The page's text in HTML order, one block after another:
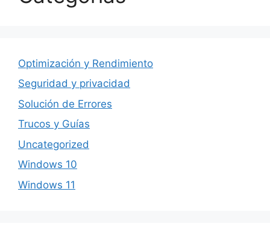
Optimización y Rendimiento
Seguridad y privacidad
Solución de Errores
Trucos y Guías
Uncategorized
Windows 10
Windows 11